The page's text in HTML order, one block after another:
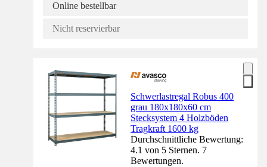
Online bestellbar
Nicht reservierbar
Schwerlastregal Robus 400
grau 180x180x60 cm
Stecksystem 4 Holzböden
Tragkraft 1600 kg
Durchschnittliche Bewertung:
4.1 von 5 Sternen. 7
Bewertungen.